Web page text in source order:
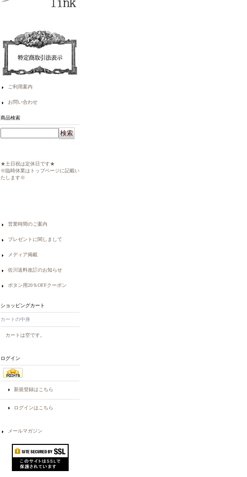
ご利用案内
お問い合わせ
商品検索
★土日祝は定休日です★
※臨時休業はトップページに記載い
たします※
営業時間のご案内
プレゼントに関しまして
メディア掲載
佐川送料改訂のお知らせ
ボタン用20％OFFクーポン
ショッピングカート
カートの中身
カートは空です。
ログイン
新規登録はこちら
ログインはこちら
メールマガジン